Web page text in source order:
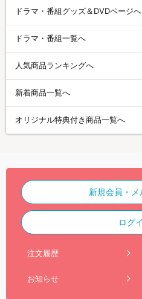
ドラマ・番組グッズ＆DVDページへ
ドラマ・番組一覧へ
人気商品ランキングへ
新着商品一覧へ
オリジナル特典付き商品一覧へ
新規会員・
ログ
注文履歴
お知らせ